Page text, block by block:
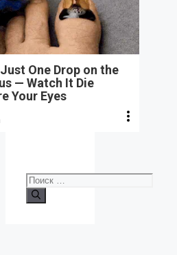
One Drop on the
— Watch It Die
Your Eyes
Поиск: